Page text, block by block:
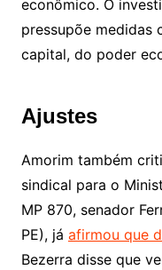
econômico. O
pressupõe medidas
capital, do poder
Ajustes
Amorim também
sindical para o
MP 870, senador
PE), já afirmou que
Bezerra disse que